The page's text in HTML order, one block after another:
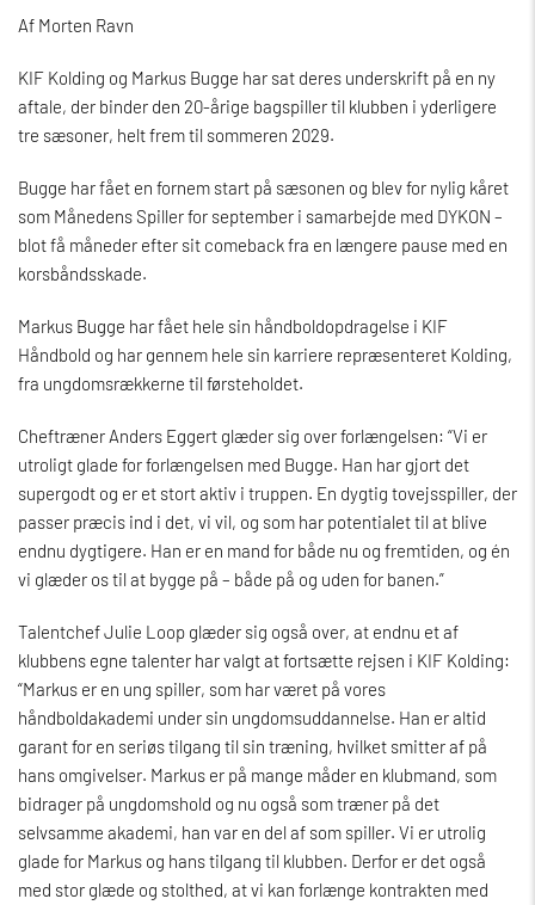
Af Morten Ravn
KIF Kolding og Markus Bugge har sat deres underskrift på en ny
aftale, der binder den 20-årige bagspiller til klubben i yderligere
tre sæsoner, helt frem til sommeren 2029.
Bugge har fået en fornem start på sæsonen og blev for nylig kåret
som Månedens Spiller for september i samarbejde med DYKON –
blot få måneder efter sit comeback fra en længere pause med en
korsbåndsskade.
Markus Bugge har fået hele sin håndboldopdragelse i KIF
Håndbold og har gennem hele sin karriere repræsenteret Kolding,
fra ungdomsrækkerne til førsteholdet.
Cheftræner Anders Eggert glæder sig over forlængelsen: “Vi er
utroligt glade for forlængelsen med Bugge. Han har gjort det
supergodt og er et stort aktiv i truppen. En dygtig tovejsspiller, der
passer præcis ind i det, vi vil, og som har potentialet til at blive
endnu dygtigere. Han er en mand for både nu og fremtiden, og én
vi glæder os til at bygge på – både på og uden for banen.”
Talentchef Julie Loop glæder sig også over, at endnu et af
klubbens egne talenter har valgt at fortsætte rejsen i KIF Kolding:
“Markus er en ung spiller, som har været på vores
håndboldakademi under sin ungdomsuddannelse. Han er altid
garant for en seriøs tilgang til sin træning, hvilket smitter af på
hans omgivelser. Markus er på mange måder en klubmand, som
bidrager på ungdomshold og nu også som træner på det
selvsamme akademi, han var en del af som spiller. Vi er utrolig
glade for Markus og hans tilgang til klubben. Derfor er det også
med stor glæde og stolthed, at vi kan forlænge kontrakten med